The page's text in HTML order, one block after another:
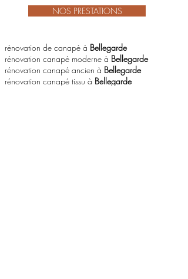
NOS PRESTATIONS
rénovation de canapé à Bellegarde
rénovation canapé moderne à Bellegarde
rénovation canapé ancien à Bellegarde
rénovation canapé tissu à Bellegarde